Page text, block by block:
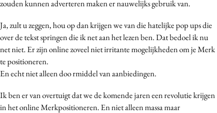
Data & Insights
Digital transformation
Diversiteit
Effectiviteit
Gedragsverandering
Influencer marketing
Interne communicatie
zouden kunnen adverteren maken er nauwelijks gebruik van.
Ja, zult u zeggen, hou op dan krijgen we van die hatelijke pop ups die
over de tekst springen die ik net aan het lezen ben. Dat bedoel ik nu
net niet. Er zijn online zoveel niet irritante mogelijkheden om je Merk
te positioneren.
En echt niet alleen doo rmiddel van aanbiedingen.
Ik ben er van overtuigt dat we de komende jaren een revolutie krijgen
in het online Merkpositioneren. En niet alleen massa maar